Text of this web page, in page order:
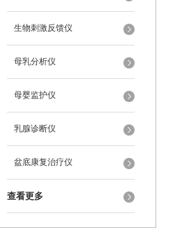
生物刺激反馈仪
母乳分析仪
母婴监护仪
乳腺诊断仪
盆底康复治疗仪
查看更多